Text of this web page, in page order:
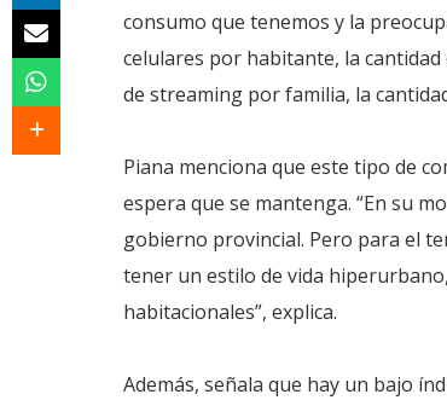
consumo que tenemos y la
celulares por habitante, la
de streaming por familia, la
Piana menciona que este tipo de
espera que se mantenga. “En su
gobierno provincial. Pero para el
tener un estilo de vida
habitacionales”, explica.
Además, señala que hay un bajo